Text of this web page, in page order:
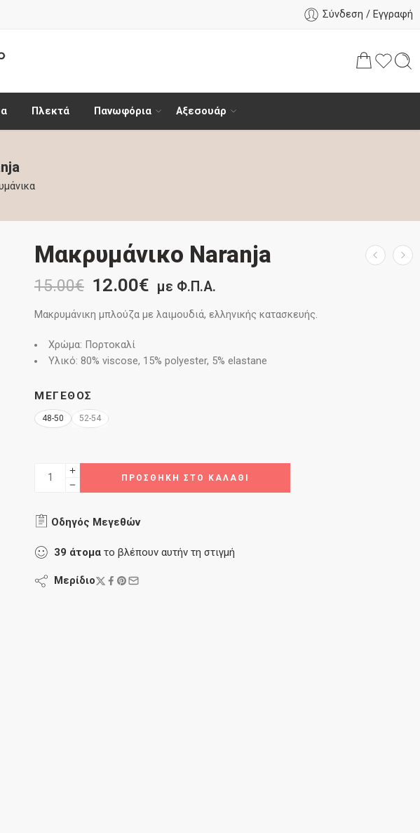
Σύνδεση / Εγγραφή
Πλεκτά Πανωφόρια Αξεσουάρ
Μακρυμάνικο Naranja
15.00€ 12.00€ με Φ.Π.Α.
Μακρυμάνικη μπλούζα με λαιμουδιά, ελληνικής κατασκευής.
Χρώμα: Πορτοκαλί
Υλικό: 80% viscose, 15% polyester, 5% elastane
ΜΈΓΕΘΟΣ
48-50 52-54
ΠΡΟΣΘΉΚΗ ΣΤΟ ΚΑΛΆΘΙ
Οδηγός Μεγεθών
39 άτομα το βλέπουν αυτήν τη στιγμή
Μερίδιο